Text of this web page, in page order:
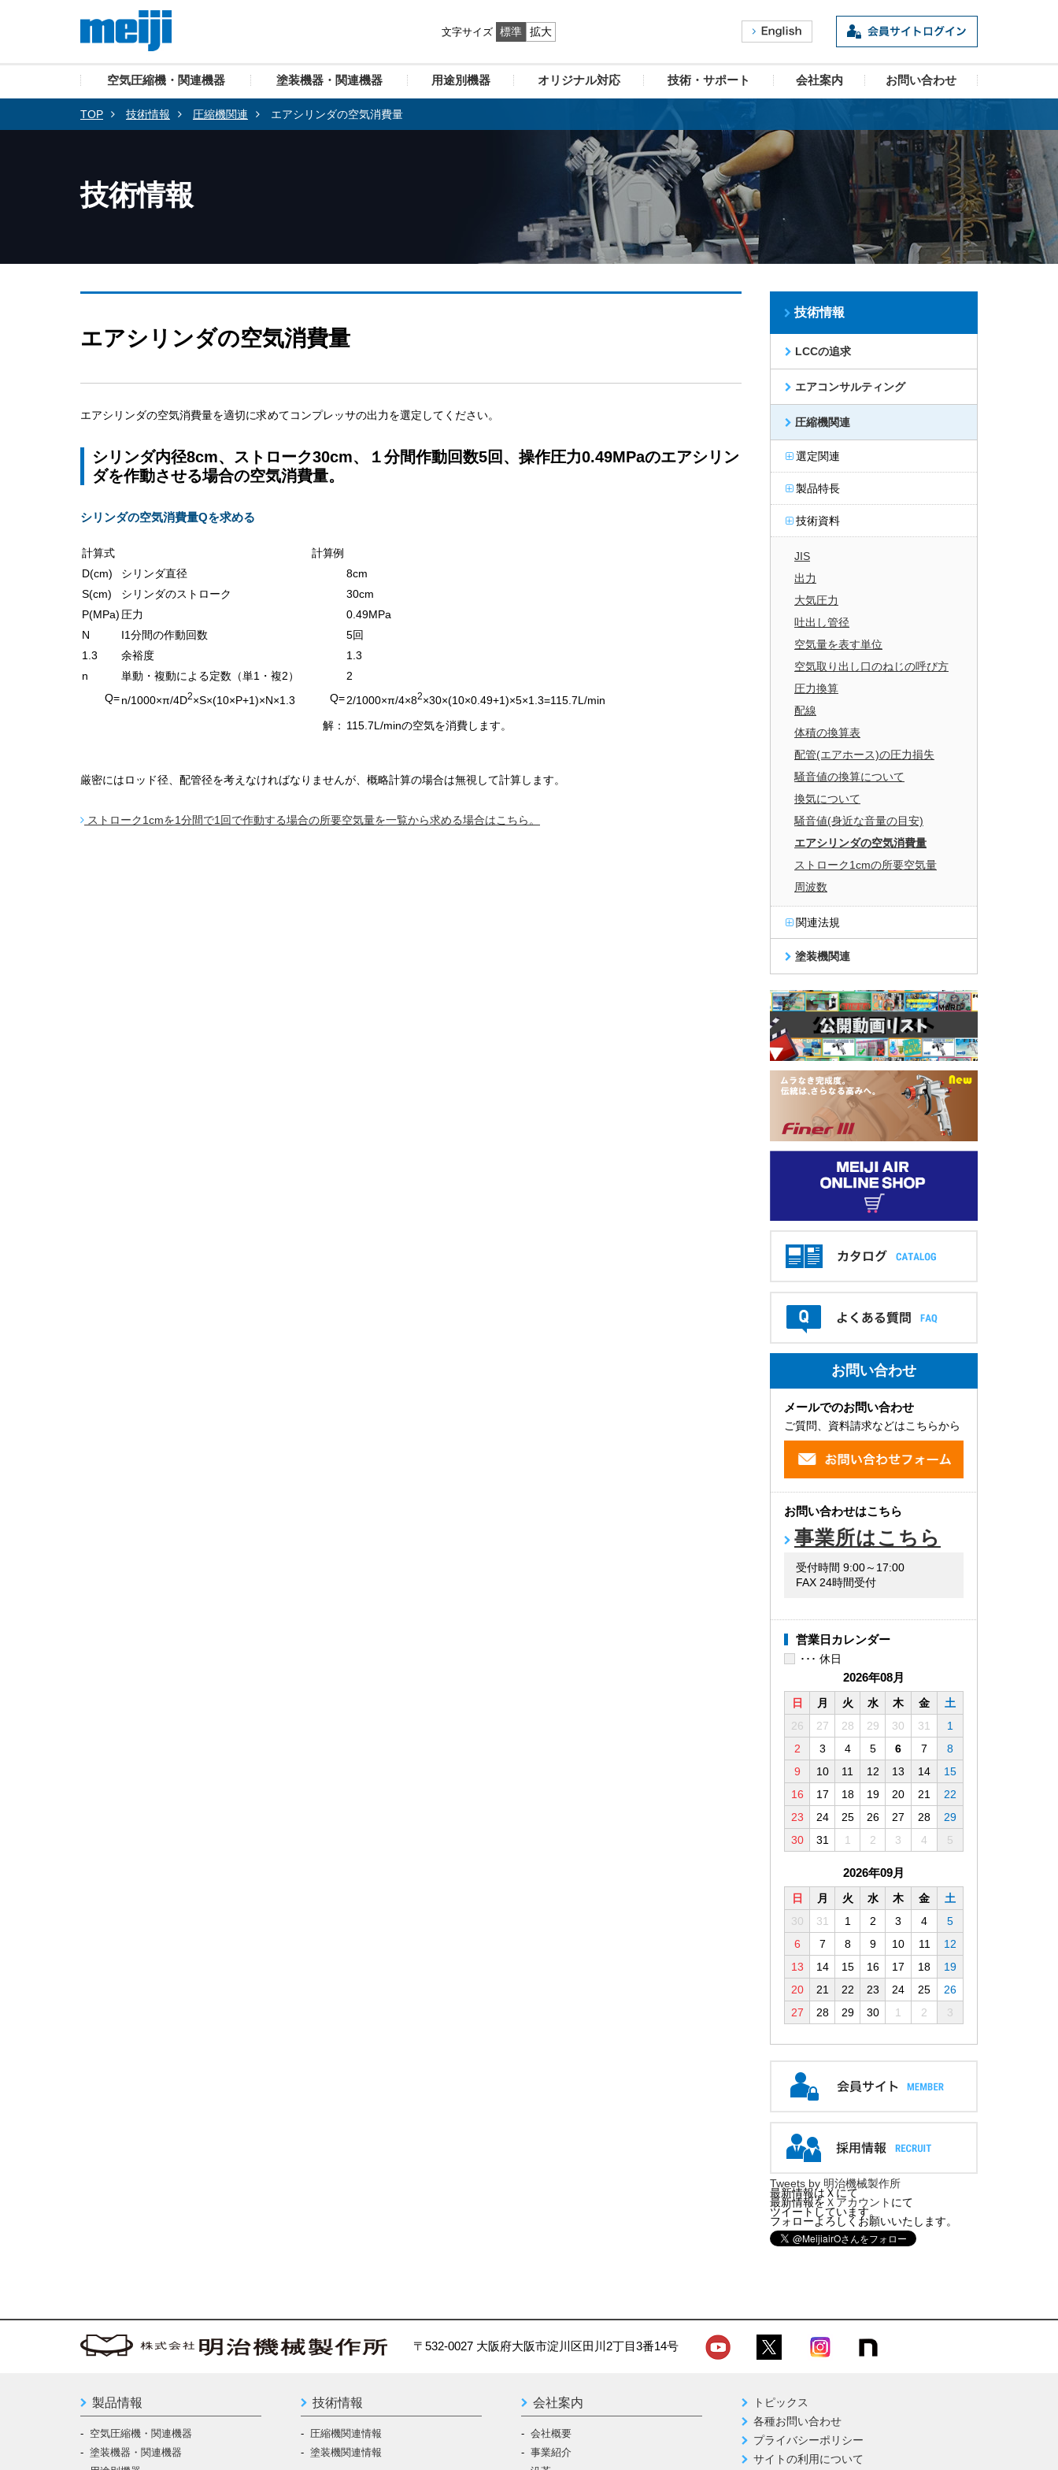
文字サイズ 標準 拡大
空気圧縮機・関連機器 塗装機器・関連機器 用途別機器 オリジナル対応 技術・サポート 会社案内 お問い合わせ
TOP 技術情報 圧縮機関連 エアシリンダの空気消費量
技術情報
エアシリンダの空気消費量
エアシリンダの空気消費量を適切に求めてコンプレッサの出力を選定してください。
シリンダ内径8cm、ストローク30cm、１分間作動回数5回、操作圧力0.49MPaのエアシリン
ダを作動させる場合の空気消費量。
シリンダの空気消費量Qを求める
計算式
計算例
D(cm)
シリンダ直径
8cm
S(cm)
シリンダのストローク
30cm
P(MPa) 圧力
0.49MPa
N
I1分間の作動回数
5回
1.3
余裕度
1.3
n
単動・複動による定数（単1・複2）
2
Q=n/1000×π/4D2×S×(10×P+1)×N×1.3 Q=2/1000×π/4×82×30×(10×0.49+1)×5×1.3=115.7L/min
解： 115.7L/minの空気を消費します。
厳密にはロッド径、配管径を考えなければなりませんが、概略計算の場合は無視して計算します。
ストローク1cmを1分間で1回で作動する場合の所要空気量を一覧から求める場合はこちら。
技術情報
LCCの追求
エアコンサルティング
圧縮機関連
選定関連
製品特長
技術資料
JIS
出力
大気圧力
吐出し管径
空気量を表す単位
空気取り出し口のねじの呼び方
圧力換算
配線
体積の換算表
配管(エアホース)の圧力損失
騒音値の換算について
換気について
騒音値(身近な音量の目安)
エアシリンダの空気消費量
ストローク1cmの所要空気量
周波数
関連法規
塗装機関連
お問い合わせ
メールでのお問い合わせ
ご質問、資料請求などはこちらから
お問い合わせはこちら
事業所はこちら
受付時間 9:00～17:00
FAX 24時間受付
営業日カレンダー
･･･ 休日
2026年08月
日 月 火 水 木 金
土
26
27 28 29 30 31
1
2
3 4 5 6 7
8
9
10 11 12 13 14
15
16
17 18 19 20 21
22
23
24 25 26 27 28
29
30
31 1 2 3 4 5
2026年09月
日 月 火 水 木 金
土
30
31 1 2 3 4
5
6
7 8 9 10 11
12
13
14 15 16 17 18
19
20
21 22 23 24 25
26
27
28 29 30 1 2 3
Tweets by 明治機械製作所
最新情報はＸにて
最新情報を Ｘアカウント にて
ツイートしています。
フォローよろしくお願いいたします。
〒532-0027 大阪府大阪市淀川区田川2丁目3番14号
製品情報
空気圧縮機・関連機器
塗装機器・関連機器
技術情報
圧縮機関連情報
塗装機関連情報
会社案内
会社概要
事業紹介
トピックス
各種お問い合わせ
プライバシーポリシー
サイトの利用について